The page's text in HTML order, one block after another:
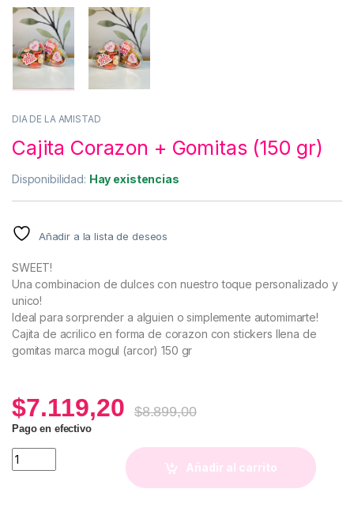
DIA DE LA AMISTAD
Cajita Corazon + Gomitas (150 gr)
Disponibilidad: Hay existencias
Añadir a la lista de deseos
SWEET!
Una combinacion de dulces con nuestro toque personalizado y
unico!
Ideal para sorprender a alguien o simplemente automimarte!
Cajita de acrilico en forma de corazon con stickers llena de
gomitas marca mogul (arcor) 150 gr
$7.119,20 $8.899,00
Pago en efectivo
Cajita Corazon + Gomitas (150 gr) quantity
Añadir al carrito